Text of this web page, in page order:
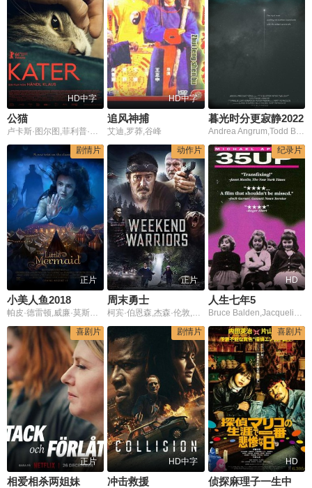
HD中字
公猫
卢卡斯·图尔图,菲利普·霍奇迈尔,托尼,塞巴斯蒂安·洛斯伯格,科尼利厄斯·迈斯特,曼努埃尔·鲁比,托马斯·什蒂普希奇
HD中字
追风神捕
艾迪,罗莽,谷峰
暮光时分更寂静2022
Andrea Angrum,Todd Barber,Suzanne Dodd
剧情片
正片
小美人鱼2018
帕皮·德雷顿,威廉·莫斯里,洛蕾托·帕拉尔塔,雪莉·麦克雷恩,阿曼多·古铁雷斯,吉娜·格申,杰瑞德·桑德勒,黛汉恩·卡罗尔,珊娜·科林斯,汤姆·诺维茨基,亨特·戈麦斯,乔玛丽·佩顿,莱克西·科尔克,Jasmine Bolton
动作片
正片
周末勇士
柯宾·伯恩森,杰森·伦敦,Jack,Gross,Juliet,Rusche,Daniel,de,Weldon,Amber,Wegner
纪录片
HD
人生七年5
Bruce Balden,Jacqueline Bassett,Symon Basterfield,Andrew Brackfield
喜剧片
正片
相爱相杀两姐妹
剧情片
HD中字
冲击救援
喜剧片
HD